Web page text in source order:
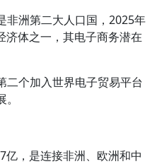
非洲第二大人口国，2025年
济体之一，其电子商务潜在
二个加入世界电子贸易平台
亿，是连接非洲、欧洲和中